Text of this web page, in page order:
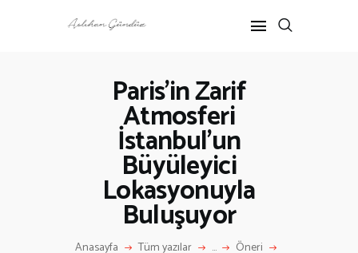
Paris’in Zarif
Atmosferi
İstanbul’un
Büyüleyici
Lokasyonuyla
Buluşuyor
Anasayfa Tüm yazılar ... Öneri
ANASAYFA
RÖPORTAJ
ANNE-ÇOCUK
KÜLTÜR SANAT
HAKKIMDA
İLETIŞIM